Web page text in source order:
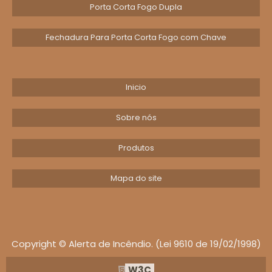
de modificar instalação
Exija documentação completa: selo, número
de laudo e especificação do marco batente
Priorize validação técnica: confira laudos, exija
marco batente conforme especificado para
ONDE USAR A PORTA
CORTA FOGO P60:
PASSAGEM E EMERGÊNCIA
A porta corta P60 protege corredores de
Porta Corta Fogo Dupla
Fechadura Para Porta Corta Fogo com Chave
Inicio
Sobre nós
Produtos
Mapa do site
Copyright © Alerta de Incêndio. (Lei 9610 de 19/02/1998)